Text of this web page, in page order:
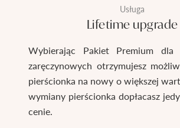
Usługa
Lifetime upgrade
Wybierając Pakiet Premium dla
zaręczynowych otrzymujesz
pierścionka na nowy o większej
wymiany pierścionka dopłacasz
cenie.